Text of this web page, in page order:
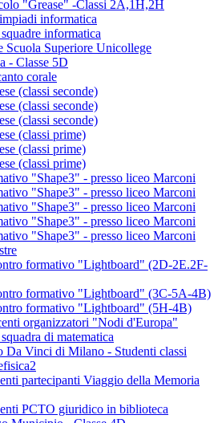
"Grease" -Classi 2A,1H,2H
informatica
informatica
Scuola Superiore Unicollege
- Classe 5D
corale
(classi seconde)
(classi seconde)
(classi seconde)
(classi prime)
(classi prime)
(classi prime)
"Shape3" - presso liceo Marconi
"Shape3" - presso liceo Marconi
"Shape3" - presso liceo Marconi
"Shape3" - presso liceo Marconi
"Shape3" - presso liceo Marconi
formativo "Lightboard" (2D-2E.2F-
formativo "Lightboard" (3C-5A-4B)
formativo "Lightboard" (5H-4B)
organizzatori "Nodi d'Europa"
di matematica
Da Vinci di Milano - Studenti classi
partecipanti Viaggio della Memoria
PCTO giuridico in biblioteca